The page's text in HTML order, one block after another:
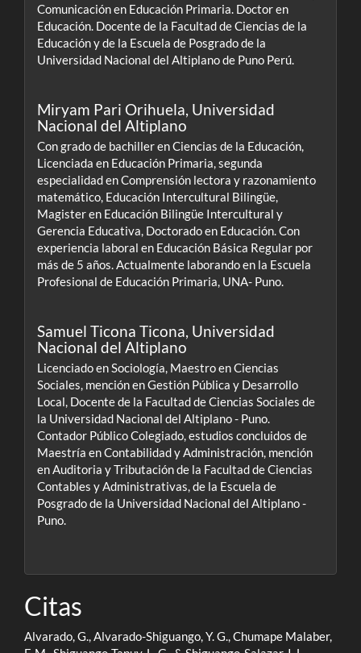
Comunicación en Educación Primaria. Doctor en
Educación. Docente de la Facultad de Ciencias de la
Educación y de la Escuela de Posgrado de la
Universidad Nacional del Altiplano de Puno Perú.
Miryam Pari Orihuela, Universidad
Nacional del Altiplano
Con grado de bachiller en Ciencias de la Educación,
Licenciada en Educación Primaria, segunda
especialidad en Comprensión lectora y razonamiento
matemático, Educación Intercultural Bilingüe,
Magister en Educación Bilingüe Intercultural y
Gerencia Educativa, Doctorado en Educación. Con
experiencia laboral en Educación Básica Regular por
más de 5 años. Actualmente laborando en la Escuela
Profesional de Educación Primaria, UNA- Puno.
Samuel Ticona Ticona, Universidad
Nacional del Altiplano
Licenciado en Sociología, Maestro en Ciencias
Sociales, mención en Gestión Pública y Desarrollo
Local, Docente de la Facultad de Ciencias Sociales de
la Universidad Nacional del Altiplano - Puno.
Contador Público Colegiado, estudios concluidos de
Maestría en Contabilidad y Administración, mención
en Auditoria y Tributación de la Facultad de Ciencias
Contables y Administrativas, de la Escuela de
Posgrado de la Universidad Nacional del Altiplano -
Puno.
Citas
Alvarado, G., Alvarado-Shiguango, Y. G., Chumape Malaber,